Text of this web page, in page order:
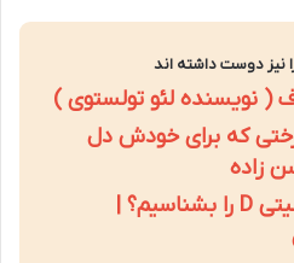
نیز دوست داشته اند
( نویسنده لئو تولستوی )
که برای خودش دل
زاده
چگونه تیپ شخصیتی D را بشناسیم؟ |